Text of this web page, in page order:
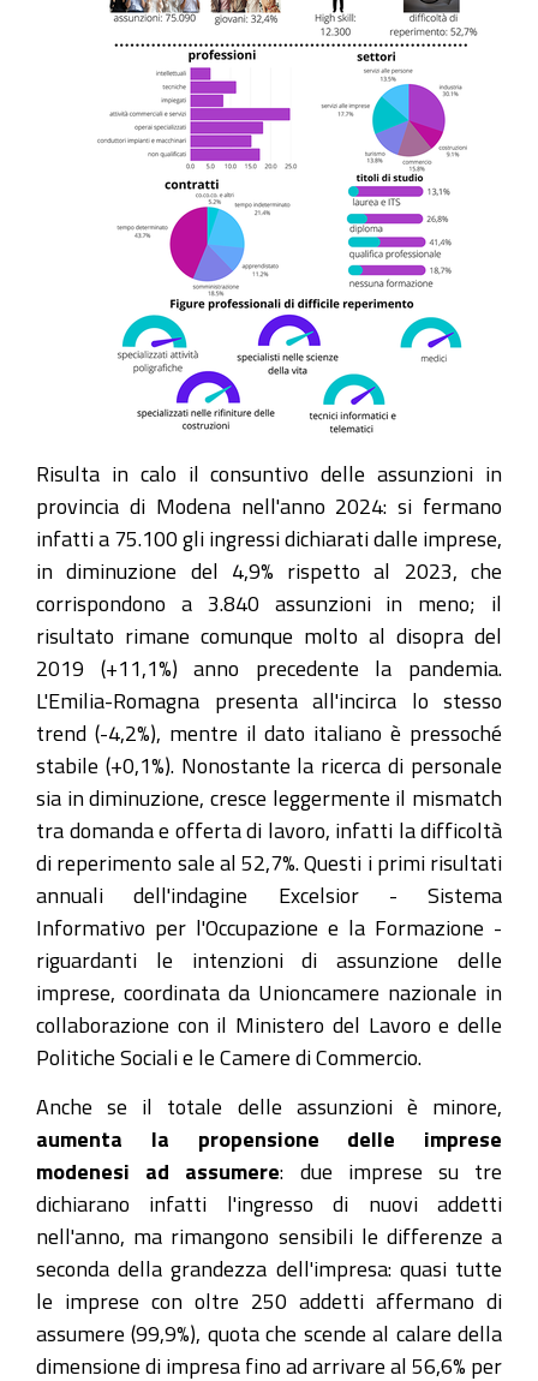
Risulta in calo il consuntivo delle assunzioni in
provincia di Modena nell'anno 2024: si fermano
infatti a 75.100 gli ingressi dichiarati dalle imprese,
in diminuzione del 4,9% rispetto al 2023, che
corrispondono a 3.840 assunzioni in meno; il
risultato rimane comunque molto al disopra del
2019 (+11,1%) anno precedente la pandemia.
L'Emilia-Romagna presenta all'incirca lo stesso
trend (-4,2%), mentre il dato italiano è pressoché
stabile (+0,1%). Nonostante la ricerca di personale
sia in diminuzione, cresce leggermente il mismatch
tra domanda e offerta di lavoro, infatti la difficoltà
di reperimento sale al 52,7%. Questi i primi risultati
annuali dell'indagine Excelsior - Sistema
Informativo per l'Occupazione e la Formazione -
riguardanti le intenzioni di assunzione delle
imprese, coordinata da Unioncamere nazionale in
collaborazione con il Ministero del Lavoro e delle
Politiche Sociali e le Camere di Commercio.
Anche se il totale delle assunzioni è minore,
aumenta la propensione delle imprese
modenesi ad assumere: due imprese su tre
dichiarano infatti l'ingresso di nuovi addetti
nell'anno, ma rimangono sensibili le differenze a
seconda della grandezza dell'impresa: quasi tutte
le imprese con oltre 250 addetti affermano di
assumere (99,9%), quota che scende al calare della
dimensione di impresa fino ad arrivare al 56,6% per